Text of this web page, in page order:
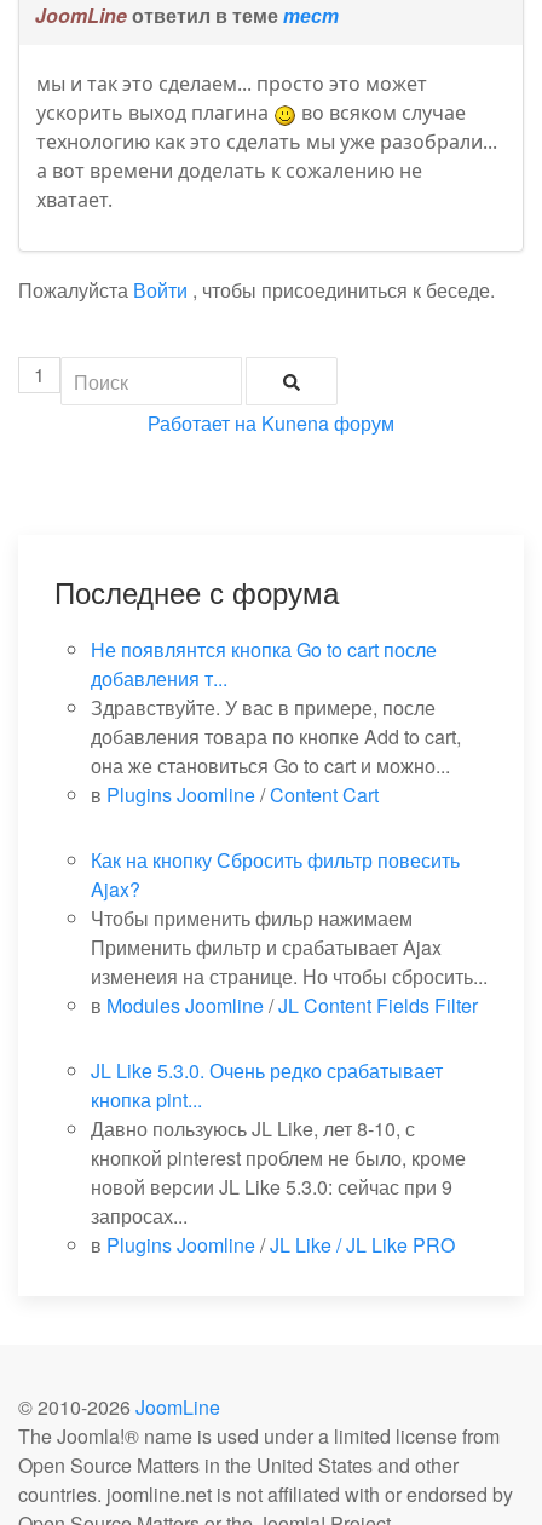
JoomLineответил в теметест
мы и так это сделаем... просто это может
ускорить выход плагина
во всяком случае
технологию как это сделать мы уже разобрали...
а вот времени доделать к сожалению не
хватает.
Пожалуйста Войти , чтобы присоединиться к беседе.
1
Работает на Kunena форум
Последнее с форума
Не появлянтся кнопка Go to cart после
добавления т...
Здравствуйте. У вас в примере, после
добавления товара по кнопке Add to cart,
она же становиться Go to cart и можно...
в Plugins Joomline/Content Cart
Как на кнопку Сбросить фильтр повесить
Ajax?
Чтобы применить фильр нажимаем
Применить фильтр и срабатывает Ajax
изменеия на странице. Но чтобы сбросить...
в Modules Joomline/JL Content Fields Filter
JL Like 5.3.0. Очень редко срабатывает
кнопка pint...
Давно пользуюсь JL Like, лет 8-10, с
кнопкой pinterest проблем не было, кроме
новой версии JL Like 5.3.0: сейчас при 9
запросах...
в Plugins Joomline/JL Like / JL Like PRO
© 2010-2026 JoomLine
The Joomla!® name is used under a limited license from
Open Source Matters in the United States and other
countries. joomline.net is not affiliated with or endorsed by